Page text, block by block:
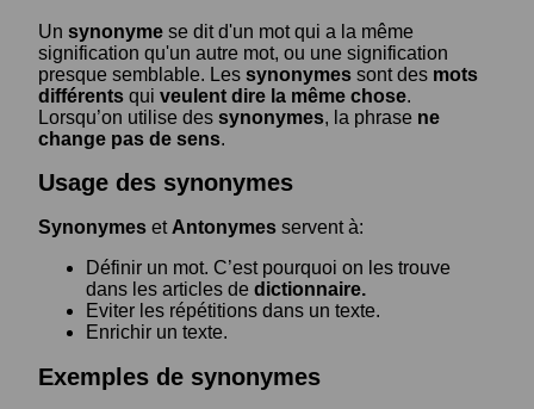
Un synonyme se dit d'un mot qui a la même
signification qu'un autre mot, ou une signification
presque semblable. Les synonymes sont des mots
différents qui veulent dire la même chose.
Lorsqu’on utilise des synonymes, la phrase ne
change pas de sens.
Usage des synonymes
Synonymes et Antonymes servent à:
Définir un mot. C’est pourquoi on les trouve
dans les articles de dictionnaire.
Eviter les répétitions dans un texte.
Enrichir un texte.
Exemples de synonymes